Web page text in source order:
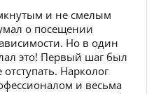
и не смелым
о посещении
Но в один
это! Первый шаг был
Нарколог
и весьма